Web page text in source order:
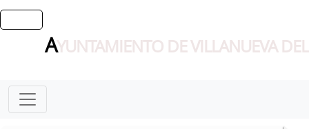
AYUNTAMIENTO DE VILLANUEVA